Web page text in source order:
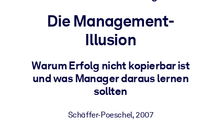
Bauen Sie eine gesunde und resiliente Belegschaft auf.
Für LMS/LXP
Integrieren Sie kompaktes, verifiziertes Wissen in Ihr LMS/LXP für
bessere Lernergebnisse.
Für Unternehmensbibliotheken
Die Management-
Illusion
Warum Erfolg nicht kopierbar ist
und was Manager daraus lernen
sollten
Schäffer-Poeschel,2007